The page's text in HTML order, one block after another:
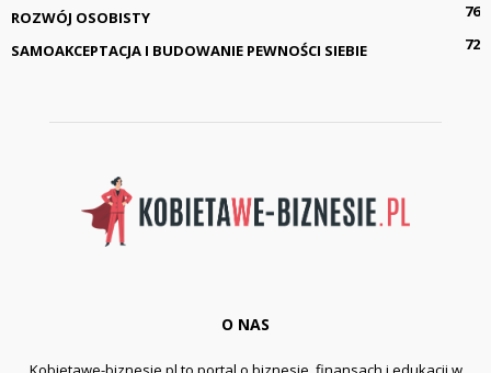
ROZWÓJ OSOBISTY
76
SAMOAKCEPTACJA I BUDOWANIE PEWNOŚCI SIEBIE
72
O NAS